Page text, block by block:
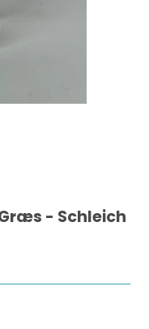
- Schleich